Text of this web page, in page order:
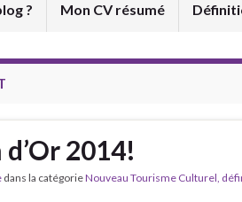
? Mon CV résumé
d’Or 2014!
dans la catégorieNouveau Tourisme Culturel,